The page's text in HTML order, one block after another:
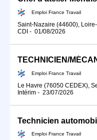
Emploi France Travail
Saint-Nazaire (44600),
CDI - 01/08/2026
Emploi France Travail
Le Havre (76050 CEDEX),
Intérim - 23/07/2026
Technicien
Emploi France Travail